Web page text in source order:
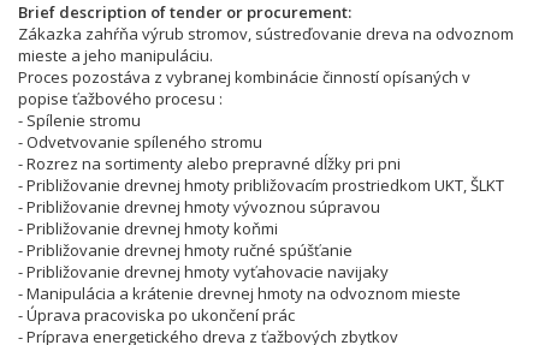
Brief description of tender or procurement
Zákazka zahŕňa výrub stromov, sústreďovanie dreva na odvoznom
mieste a jeho manipuláciu.
Proces pozostáva z vybranej kombinácie činností opísaných v
popise ťažbového procesu :
- Spílenie stromu
- Odvetvovanie spíleného stromu
- Rozrez na sortimenty alebo prepravné dĺžky pri pni
- Približovanie drevnej hmoty približovacím prostriedkom UKT, ŠLKT
- Približovanie drevnej hmoty vývoznou súpravou
- Približovanie drevnej hmoty koňmi
- Približovanie drevnej hmoty ručné spúšťanie
- Približovanie drevnej hmoty vyťahovacie navijaky
- Manipulácia a krátenie drevnej hmoty na odvoznom mieste
- Úprava pracoviska po ukončení prác
- Príprava energetického dreva z ťažbových zbytkov